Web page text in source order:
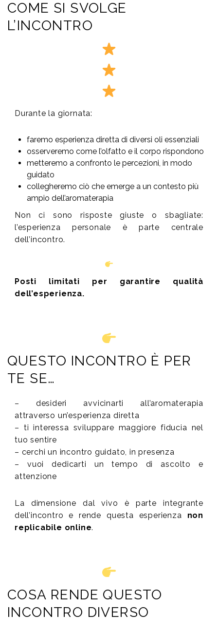
COME SI SVOLGE
L’INCONTRO
Durante la giornata:
faremo esperienza diretta di diversi oli essenziali
osserveremo come l’olfatto e il corpo rispondono
metteremo a confronto le percezioni, in modo
guidato
collegheremo ciò che emerge a un contesto più
ampio dell’aromaterapia
Non ci sono risposte giuste o sbagliate:
l’esperienza personale è parte centrale
dell’incontro.
Posti limitati per garantire qualità
dell’esperienza.
QUESTO INCONTRO È PER
TE SE…
– desideri avvicinarti all’aromaterapia
attraverso un’esperienza diretta
– ti interessa sviluppare maggiore fiducia nel
tuo sentire
– cerchi un incontro guidato, in presenza
– vuoi dedicarti un tempo di ascolto e
attenzione
La dimensione dal vivo è parte integrante
dell’incontro e rende questa esperienza non
replicabile online.
COSA RENDE QUESTO
INCONTRO DIVERSO